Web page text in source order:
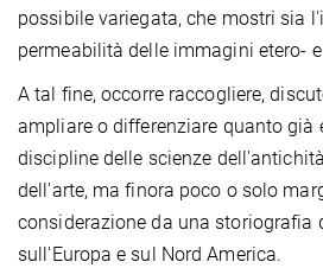
possibile variegata, che mostri sia
permeabilità delle immagini etero-
A tal fine, occorre raccogliere,
ampliare o differenziare quanto già
discipline delle scienze
dell'arte, ma finora poco o solo
considerazione da una storiografia
sull'Europa e sul Nord America.